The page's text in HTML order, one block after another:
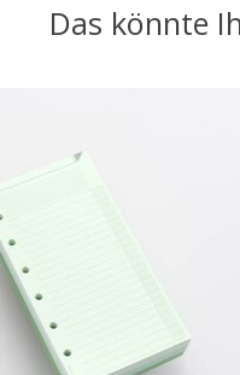
Das könnte